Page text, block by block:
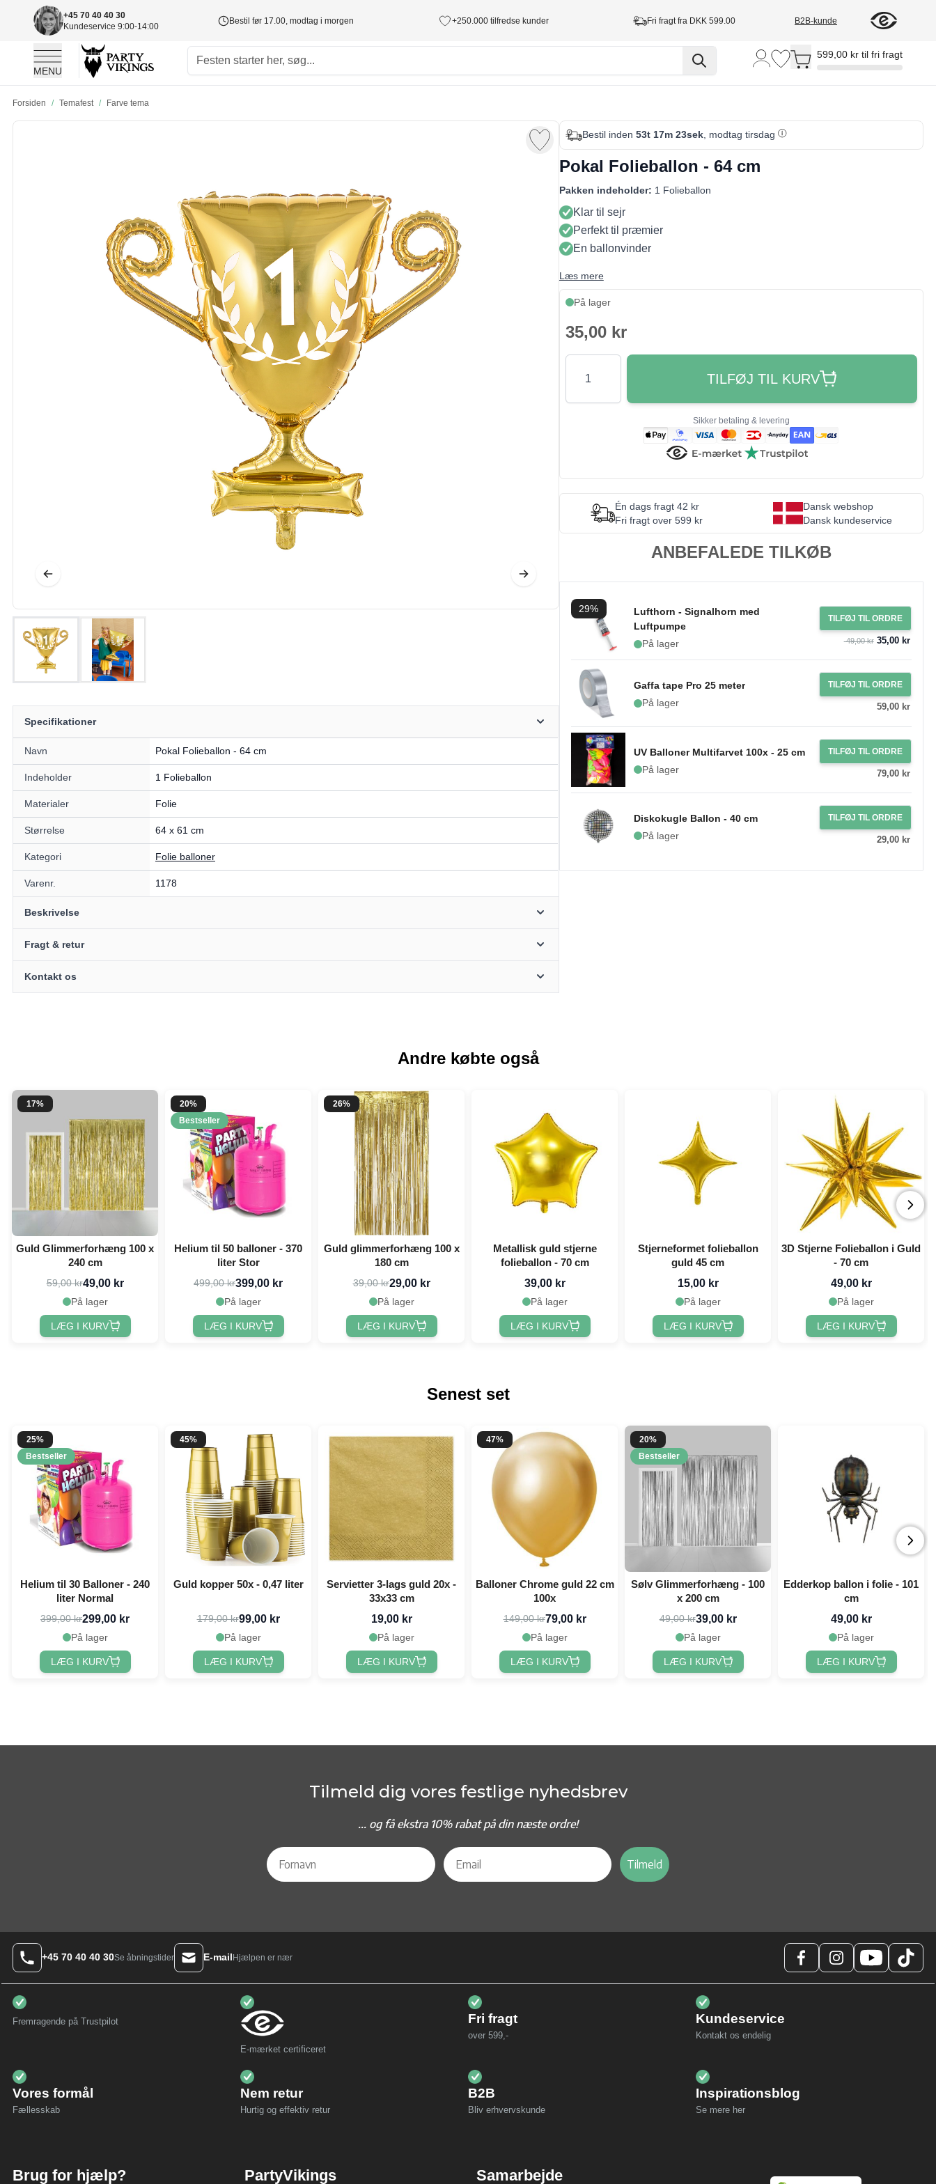
+45 70 40 40 30
Kundeservice 9:00-14:00
Bestil før 17.00, modtag i morgen +250.000 tilfredse kunder Fri fragt fra DKK 599.00 B2B-kunde
MENU
Toggle minicart, Cart is empty
599,00 kr til fri fragt
Forsiden / Temafest / Farve tema
Specifikationer
Navn Pokal Folieballon - 64 cm
Indeholder 1 Folieballon
Materialer Folie
Størrelse 64 x 61 cm
Kategori Folie balloner
Varenr. 1178
Beskrivelse
Fragt & retur
Kontakt os
Bestil inden 53t 17m 22sek, modtag tirsdag
Pokal Folieballon - 64 cm
Pakken indeholder: 1 Folieballon
Klar til sejr
Perfekt til præmier
En ballonvinder
Læs mere
På lager
35,00 kr
Antal
TILFØJ TIL KURV
Sikker betaling & levering
Én dags fragt 42 kr
Fri fragt over 599 kr
Dansk webshop
Dansk kundeservice
ANBEFALEDE TILKØB
29%
Lufthorn - Signalhorn med
Luftpumpe
På lager
TILFØJ TIL ORDRE
49,00 kr35,00 kr
Gaffa tape Pro 25 meter
På lager
TILFØJ TIL ORDRE
59,00 kr
UV Balloner Multifarvet 100x - 25 cm
På lager
TILFØJ TIL ORDRE
79,00 kr
Diskokugle Ballon - 40 cm
På lager
TILFØJ TIL ORDRE
29,00 kr
Andre købte også
17%
Guld Glimmerforhæng 100 x
240 cm
59,00 kr49,00 kr
På lager
LÆG I KURV
20%
Bestseller
Helium til 50 balloner - 370
liter Stor
499,00 kr399,00 kr
På lager
LÆG I KURV
26%
Guld glimmerforhæng 100 x
180 cm
39,00 kr29,00 kr
På lager
LÆG I KURV
Metallisk guld stjerne
folieballon - 70 cm
39,00 kr
På lager
LÆG I KURV
Stjerneformet folieballon
guld 45 cm
15,00 kr
På lager
LÆG I KURV
3D Stjerne Folieballon i Guld
- 70 cm
49,00 kr
På lager
LÆG I KURV
Senest set
25%
Bestseller
Helium til 30 Balloner - 240
liter Normal
399,00 kr299,00 kr
På lager
LÆG I KURV
45%
Guld kopper 50x - 0,47 liter
179,00 kr99,00 kr
På lager
LÆG I KURV
Servietter 3-lags guld 20x -
33x33 cm
19,00 kr
På lager
LÆG I KURV
47%
Balloner Chrome guld 22 cm
100x
149,00 kr79,00 kr
På lager
LÆG I KURV
20%
Bestseller
Sølv Glimmerforhæng - 100
x 200 cm
49,00 kr39,00 kr
På lager
LÆG I KURV
Edderkop ballon i folie - 101
cm
49,00 kr
På lager
LÆG I KURV
Tilmeld dig vores festlige nyhedsbrev
... og få ekstra 10% rabat på din næste ordre!
Tilmeld
+45 70 40 40 30Se åbningstider E-mailHjælpen er nær
Fremragende på Trustpilot
E-mærket certificeret
Fri fragt
over 599,-
Kundeservice
Kontakt os endelig
Vores formål
Fællesskab
Nem retur
Hurtig og effektiv retur
B2B
Bliv erhvervskunde
Inspirationsblog
Se mere her
Brug for hjælp? PartyVikings Samarbejde